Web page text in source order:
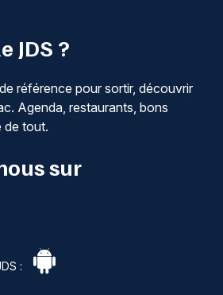
JDS ?
référence pour sortir, découvrir
Agenda, restaurants, bons
de tout.
sur
: